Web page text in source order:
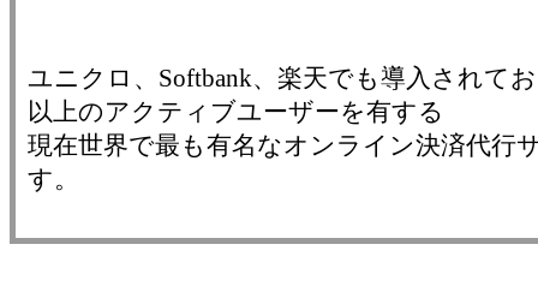
ユニクロ、Softbank、楽天でも導入されて
以上のアクティブユーザーを有する
現在世界で最も有名なオンライン決済代行
す。